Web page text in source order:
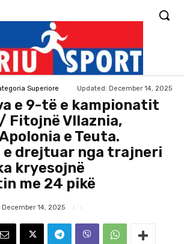
Superiore Updated: December 14, 2025
e 9-të e kampionatit
Fitojnë Vllaznia,
e Teuta.
e drejtuar nga trajneri
kryesojnë
me 24 pikë
December 14, 2025